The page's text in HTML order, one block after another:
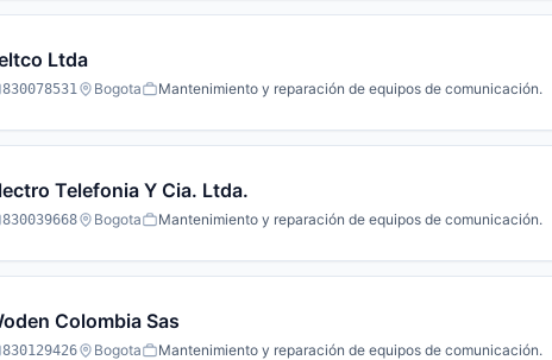
Ltda
830078531 Bogota Mantenimiento y reparación de equipos de comunicación.
Telefonia Y Cia. Ltda.
830039668 Bogota Mantenimiento y reparación de equipos de comunicación.
Colombia Sas
830129426 Bogota Mantenimiento y reparación de equipos de comunicación.